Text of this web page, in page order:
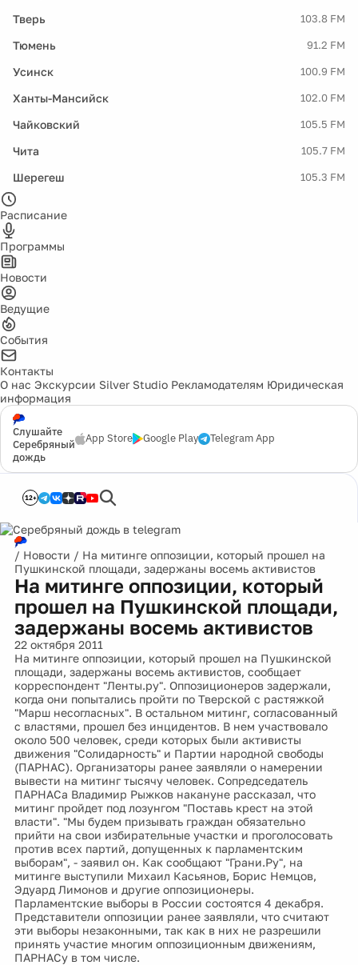
Тверь 103.8 FM
Тюмень 91.2 FM
Усинск 100.9 FM
Ханты-Мансийск 102.0 FM
Чайковский 105.5 FM
Чита 105.7 FM
Шерегеш 105.3 FM
Расписание
Программы
Новости
Ведущие
События
Контакты
О нас Экскурсии Silver Studio Рекламодателям Юридическая
информация
Слушайте
Серебряный
дождь
App Store Google Play Telegram App
12+
/ Новости / На митинге оппозиции, который прошел на
Пушкинской площади, задержаны восемь активистов
На митинге оппозиции, который
прошел на Пушкинской площади,
задержаны восемь активистов
22 октября 2011
На митинге оппозиции, который прошел на Пушкинской
площади, задержаны восемь активистов, сообщает
корреспондент "Ленты.ру". Оппозиционеров задержали,
когда они попытались пройти по Тверской с растяжкой
"Марш несогласных". В остальном митинг, согласованный
c властями, прошел без инцидентов. В нем участвовало
около 500 человек, среди которых были активисты
движения "Солидарность" и Партии народной свободы
(ПАРНАС). Организаторы ранее заявляли о намерении
вывести на митинг тысячу человек. Сопредседатель
ПАРНАСа Владимир Рыжков накануне рассказал, что
митинг пройдет под лозунгом "Поставь крест на этой
власти". "Мы будем призывать граждан обязательно
прийти на свои избирательные участки и проголосовать
против всех партий, допущенных к парламентским
выборам", - заявил он. Как сообщают "Грани.Ру", на
митинге выступили Михаил Касьянов, Борис Немцов,
Эдуард Лимонов и другие оппозиционеры.
Парламентские выборы в России состоятся 4 декабря.
Представители оппозиции ранее заявляли, что считают
эти выборы незаконными, так как в них не разрешили
принять участие многим оппозиционным движениям,
ПАРНАСу в том числе.